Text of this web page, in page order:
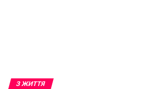
З ЖИТТЯ